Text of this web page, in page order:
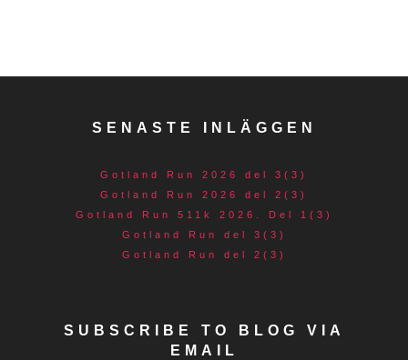
SENASTE INLÄGGEN
Gotland Run 2026 del 3(3)
Gotland Run 2026 del 2(3)
Gotland Run 511k 2026. Del 1(3)
Gotland Run del 3(3)
Gotland Run del 2(3)
SUBSCRIBE TO BLOG VIA
EMAIL